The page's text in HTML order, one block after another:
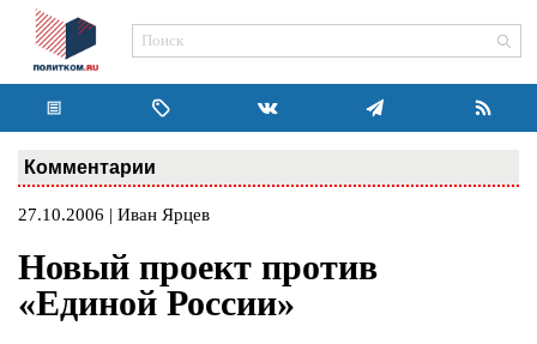
Комментарии
27.10.2006 | Иван Ярцев
Новый проект против
«Единой России»